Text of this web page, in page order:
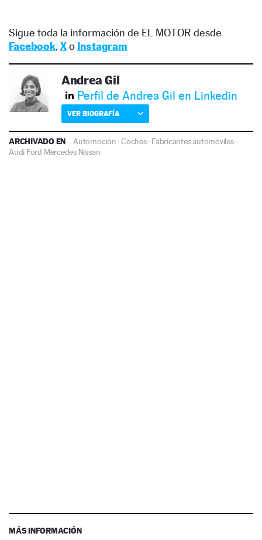
Sigue toda la información de EL MOTOR desde
Facebook, Xo Instagram
Andrea Gil
Perfil de Andrea Gil en Linkedin
VER BIOGRAFÍA
ARCHIVADO EN Automoción ·Coches· Fabricantes automóviles·
Audi Ford Mercedes Nissan
MÁS INFORMACIÓN